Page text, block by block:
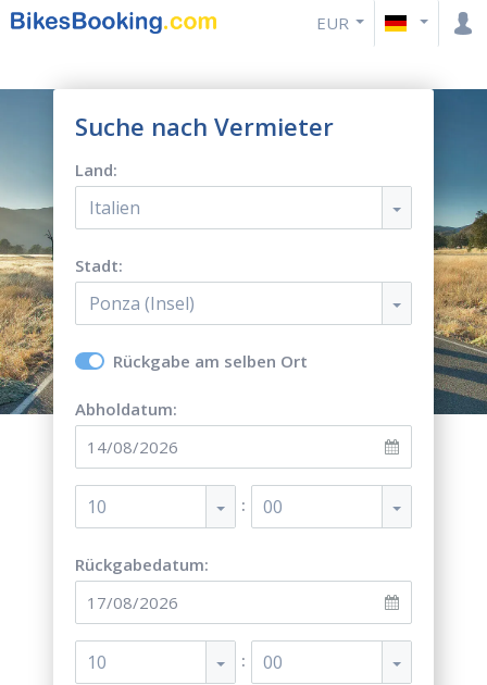
EUR
Suche nach Vermieter
Land:
Italien
Stadt:
Ponza (Insel)
Rückgabe am selben Ort
Abholdatum:
10 : 00
Rückgabedatum:
10 : 00